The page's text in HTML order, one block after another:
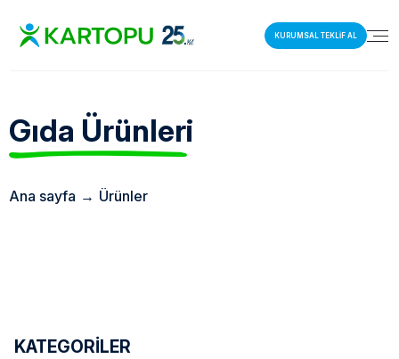
KURUMSAL TEKLİF AL
Gıda Ürünleri
Ana sayfa → Ürünler
KATEGORİLER